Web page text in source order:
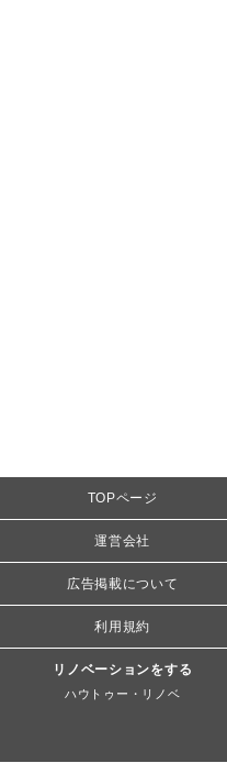
TOPページ
運営会社
広告掲載について
利用規約
リノベーションをする
ハウトゥー・リノベ